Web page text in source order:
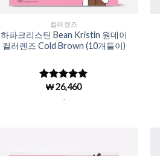
컬러렌즈
하파크리스틴 Bean Kristin 원데이
컬러렌즈 Cold Brown (10개들이)
5 중에서
로 평
₩26,460